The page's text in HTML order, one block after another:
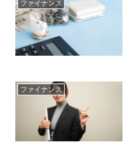
ファイナンス
ファイナンス